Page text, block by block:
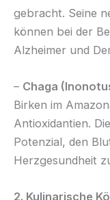
gebracht. Seine
können bei der
Alzheimer und
– Chaga
Birken im
Antioxidantien.
Potenzial, den
Herzgesundheit
2. Kulinarische